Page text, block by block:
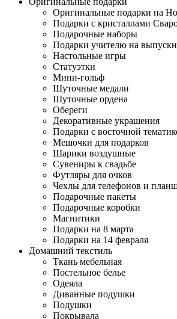
Оригинальные подарки на
Подарки с кристаллами
Подарочные наборы
Подарки учителю на
Настольные игры
Статуэтки
Мини-гольф
Шуточные медали
Шуточные ордена
Обереги
Декоративные украшения
Подарки с восточной
Мешочки для подарков
Шарики воздушные
Сувениры к свадьбе
Футляры для очков
Чехлы для телефонов и
Подарочные пакеты
Подарочные коробки
Магнитики
Подарки на 8 марта
Подарки на 14 февраля
Домашний текстиль
Ткань мебельная
Постельное белье
Одеяла
Диванные подушки
Подушки
Покрывала